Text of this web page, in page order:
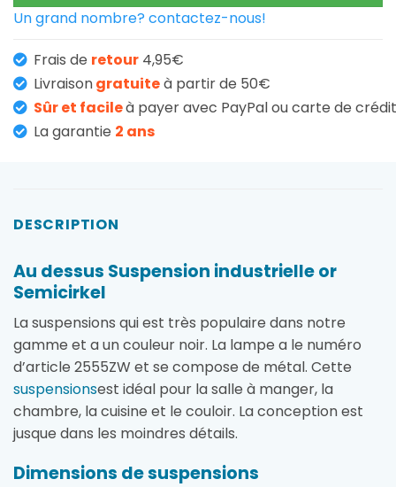
Un grand nombre? contactez-nous!
Frais de retour 4,95€
Livraisongratuiteà partir de 50€
Sûr et facileà payer avec PayPal ou carte de crédit
La garantie 2 ans
DESCRIPTION
Au dessus Suspension industrielle or
Semicirkel
La suspensions qui est très populaire dans notre
gamme et a un couleur noir. La lampe a le numéro
d’article 2555ZW et se compose de métal. Cette
suspensionsest idéal pour la salle à manger, la
chambre, la cuisine et le couloir. La conception est
jusque dans les moindres détails.
Dimensions de suspensions